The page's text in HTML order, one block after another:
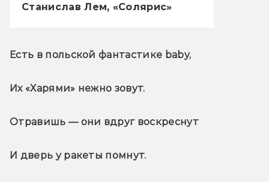
Станислав Лем, «Солярис»
Есть в польской фантастике baby,
Их «Харями» нежно зовут.
Отравишь — они вдруг воскреснут
И дверь у ракеты помнут.